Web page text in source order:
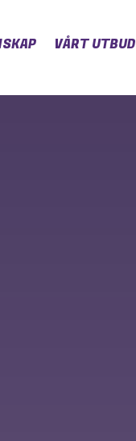
VÅRT UTBUD